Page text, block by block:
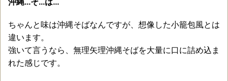
沖縄...そ...ば...
ちゃんと味は沖縄そばなんですが、想像した小籠包風とは
違います。
強いて言うなら、無理矢理沖縄そばを大量に口に詰め込ま
れた感じです。